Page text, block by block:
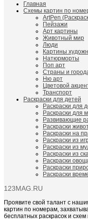
Главная
Схемы картин по
ArtPen
Пейзажи
Арт картины
Животный мир
Люди
Картины
Натюрморты
Поп арт
Страны и
Ню арт
Цветовой
Транспорт
Раскраски для детей
Раскраски для
Раскраски для
Развивающие
Раскраски
Раскраски на
Раскраски из
Раскраски из
Раскраски из
Раскраски
Раскраски
Раскраски
123MAG.RU
Проявите свой талант с
картин по номерам,
бесплатных раскрасок и